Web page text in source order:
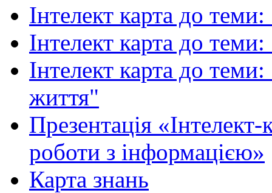
Інтелект карта до
Інтелект карта до
Інтелект карта до
життя"
Презентація
роботи з інформацією»
Карта знань